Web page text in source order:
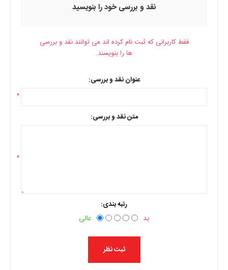
نقد و بررسی خود را بنویسید
فقط کاربرانی که ثبت نام کرده اند می توانند نقد و بررسی
ها را بنویسند.
عنوان نقد و بررسی:
*
متن نقد و بررسی:
*
رتبه بندی:
بد عالی